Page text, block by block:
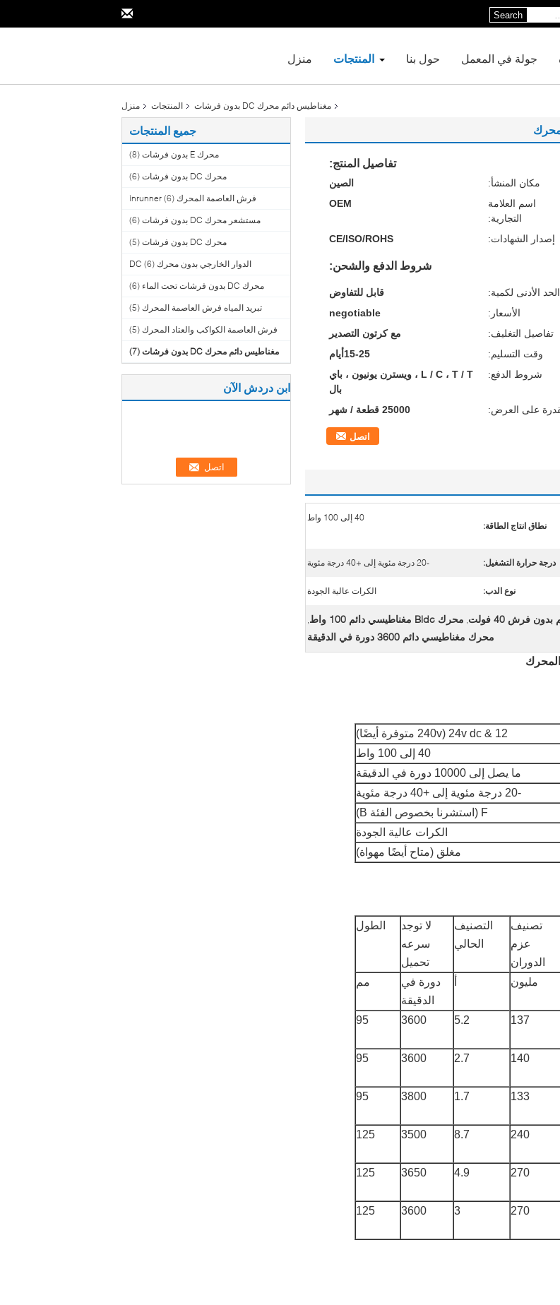
Search
منزل المنتجات حول بنا جولة في المعمل
منزل المنتجات مغناطيس دائم محرك DC بدون فرشات
جميع المنتجات
محرك E بدون فرشات (8)
محرك DC بدون فرشات (6)
فرش العاصمة المحرك inrunner (6)
مستشعر محرك DC بدون فرشات (6)
محرك DC بدون فرشات (5)
الدوار الخارجي بدون محرك DC (6)
محرك DC بدون فرشات تحت الماء (6)
تبريد المياه فرش العاصمة المحرك (5)
فرش العاصمة الكواكب والعتاد المحرك (5)
مغناطيس دائم محرك DC بدون فرشات (7)
ابن دردش الآن
تفاصيل المنتج:
مكان المنشأ:
الصين
اسم العلامة
التجارية:
OEM
إصدار الشهادات: CE/ISO/ROHS
شروط الدفع والشحن:
الحد الأدنى لكمية:
قابل للتفاوض
الأسعار:
negotiable
تفاصيل التغليف:
مع كرتون التصدير
وقت التسليم:
15-25أيام
شروط الدفع:
L / C ، T / T ، ويسترن يونيون ، باي
بال
على العرض:
25000 قطعة / شهر
اتصل
نطاق انتاج الطاقة:
40 إلى 100 واط
درجة حرارة التشغيل: -20 درجة مئوية إلى +40 درجة مئوية
نوع الدب: الكرات عالية الجودة
فرش 40 فولت محرك Bldc مغناطيسي دائم 100 واط
محرك مغناطيسي دائم 3600 دورة في الدقيقة
12 & 24v dc (240v متوفرة أيضًا)
40 إلى 100 واط
ما يصل إلى 10000 دورة في الدقيقة
-20 درجة مئوية إلى +40 درجة مئوية
F (استشرنا بخصوص الفئة B)
الكرات عالية الجودة
مغلق (متاح أيضًا مهواة)
تصنيف
عزم
الدوران
التصنيف
الحالي
لا توجد
سرعه
تحميل
الطول
مليون
دورة في
الدقيقة
مم
137
5.2
3600
95
140
2.7
3600
95
133
1.7
3800
95
240
8.7
3500
125
270
4.9
3650
125
270
3
3600
125